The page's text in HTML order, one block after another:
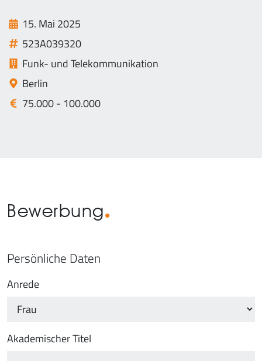
15. Mai 2025
523A039320
Funk- und Telekommunikation
Berlin
75.000 - 100.000
Bewerbung
Persönliche Daten
Anrede
Akademischer Titel